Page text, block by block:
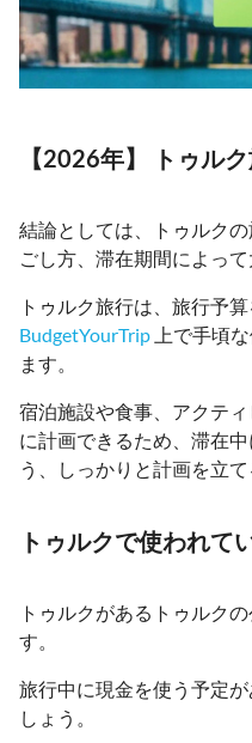
【2026年】 トゥル
結論としては、トゥルク
ごし方、滞在期間によって
トゥルク旅行は、旅行予
BudgetYourTrip 上で手頃
ます。
宿泊施設や食事、アクテ
に計画できるため、滞在
う、しっかりと計画を立て
トゥルクで使われて
トゥルクがあるトゥルク
す。
旅行中に現金を使う予定
しょう。